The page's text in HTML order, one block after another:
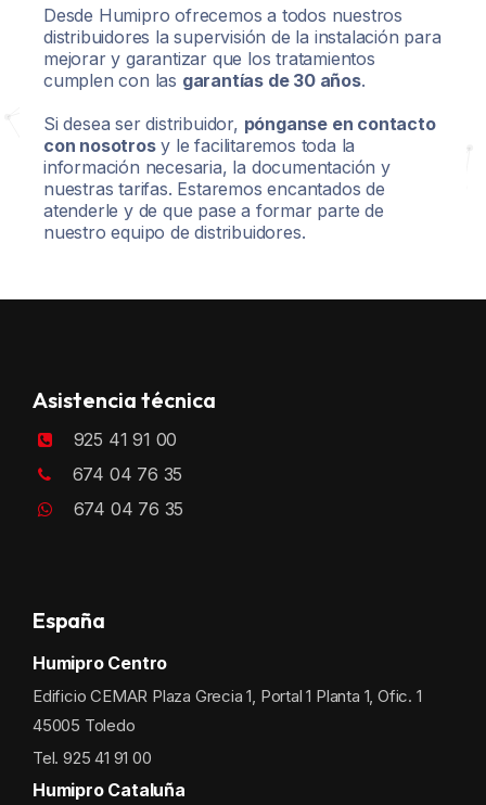
Desde Humipro ofrecemos a todos nuestros
distribuidores la supervisión de la instalación para
mejorar y garantizar que los tratamientos
cumplen con las garantías de 30 años.
Si desea ser distribuidor, pónganse en contacto
con nosotrosy le facilitaremos toda la
información necesaria, la documentación y
nuestras tarifas. Estaremos encantados de
atenderle y de que pase a formar parte de
nuestro equipo de distribuidores.
Asistencia técnica
925 41 91 00
674 04 76 35
674 04 76 35
España
Humipro Centro
Edificio CEMAR Plaza Grecia 1, Portal 1 Planta 1, Ofic. 1
45005 Toledo
Tel. 925 41 91 00
Humipro Cataluña